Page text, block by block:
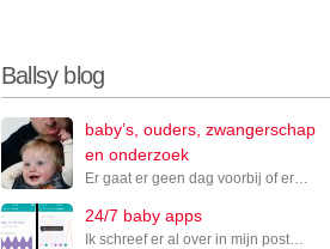
Ballsy blog
baby’s, ouders, zwangerschap
en onderzoek
Er gaat er geen dag voorbij of er…
24/7 baby apps
Ik schreef er al over in mijn post…